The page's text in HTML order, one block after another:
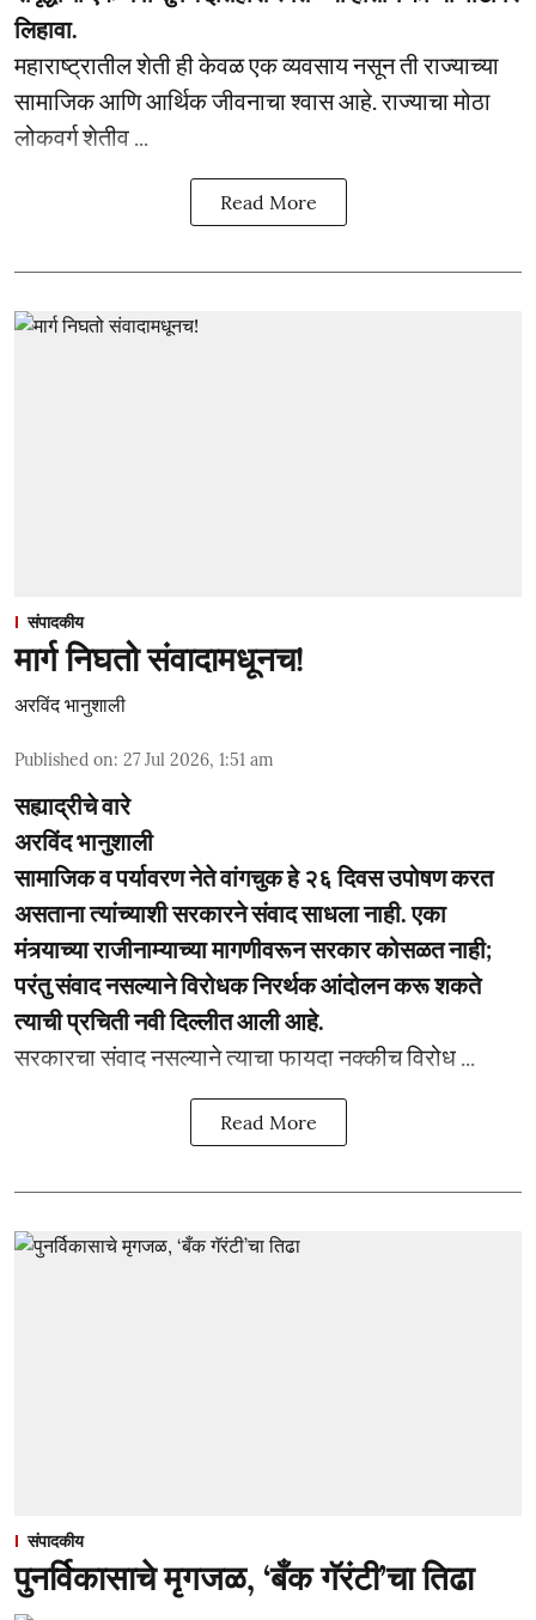
लिहावा.
महाराष्ट्रातील शेती ही केवळ एक व्यवसाय नसून ती राज्याच्या
सामाजिक आणि आर्थिक जीवनाचा श्वास आहे. राज्याचा मोठा
लोकवर्ग शेतीव ...
Read More
संपादकीय
मार्ग निघतो संवादामधूनच!
अरविंद भानुशाली
Published on: 27 Jul 2026, 1:51 am
सह्याद्रीचे वारे
अरविंद भानुशाली
सामाजिक व पर्यावरण नेते वांगचुक हे २६ दिवस उपोषण करत
असताना त्यांच्याशी सरकारने संवाद साधला नाही. एका
मंत्र्याच्या राजीनाम्याच्या मागणीवरून सरकार कोसळत नाही;
परंतु संवाद नसल्याने विरोधक निरर्थक आंदोलन करू शकते
त्याची प्रचिती नवी दिल्लीत आली आहे.
सरकारचा संवाद नसल्याने त्याचा फायदा नक्कीच विरोध ...
Read More
संपादकीय
पुनर्विकासाचे मृगजळ, ‘बँक गॅरंटी’चा तिढा